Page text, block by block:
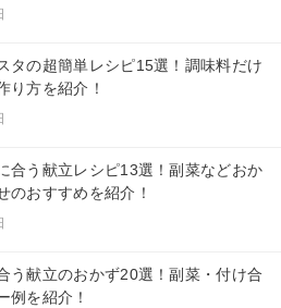
タの超簡単レシピ15選！調味料だけ
り方を紹介！
合う献立レシピ13選！副菜などおか
のおすすめを紹介！
う献立のおかず20選！副菜・付け合
例を紹介！